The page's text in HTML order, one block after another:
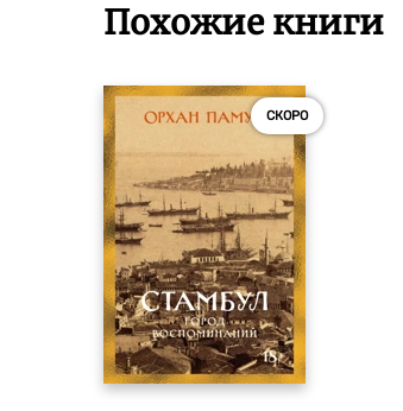
Похожие книги
СКОРО